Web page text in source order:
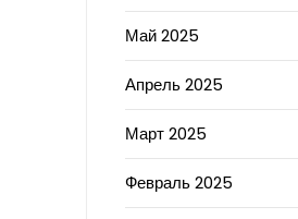
Май 2025
Апрель 2025
Март 2025
Февраль 2025